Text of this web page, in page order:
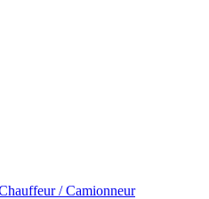
/ Camionneur